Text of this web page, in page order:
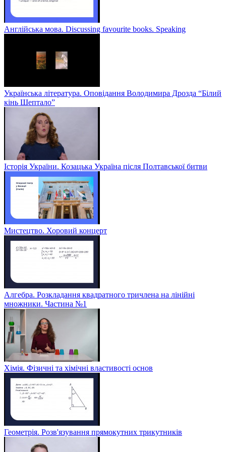
Англійська мова. Discussing favourite books. Speaking
Українська література. Оповідання Володимира Дрозда “Білий
кінь Шептало”
Історія України. Козацька Україна після Полтавської битви
Мистецтво. Хоровий концерт
Алгебра. Розкладання квадратного тричлена на лінійні
множники. Частина №1
Хімія. Фізичні та хімічні властивості основ
Геометрія. Розв'язування прямокутних трикутників